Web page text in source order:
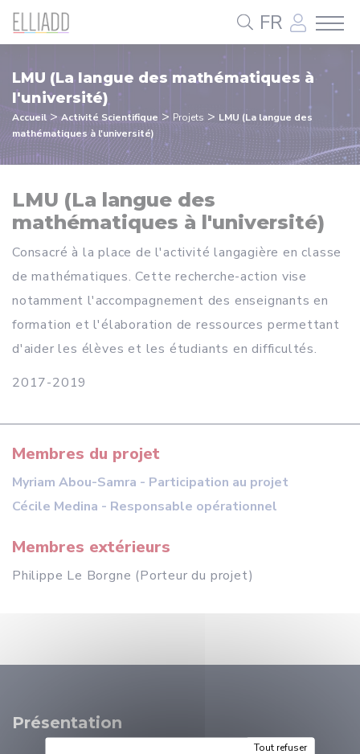
FR
LMU (La langue des mathématiques à
l'université)
Accueil > Activité Scientifique > Projets > LMU (La langue des
mathématiques à l'université)
LMU (La langue des
mathématiques à l'université)
Consacré à la place de l'activité langagière en classe
de mathématiques. Cette recherche-action vise
notamment l'accompagnement des enseignants en
formation et l'élaboration de ressources permettant
d'aider les élèves et les étudiants en difficultés.
2017-2019
Membres du projet
Myriam Abou-Samra - Participation au projet
Cécile Medina - Responsable opérationnel
Membres extérieurs
Philippe Le Borgne (Porteur du projet)
Présentation
Panneau de gestion des cookies
Tout refuser